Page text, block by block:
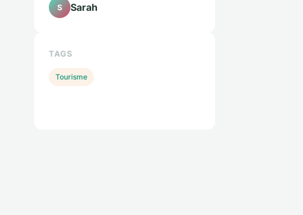
S Sarah
TAGS
Tourisme